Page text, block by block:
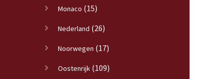
Monaco (15)
Nederland (26)
Noorwegen (17)
Oostenrijk (109)